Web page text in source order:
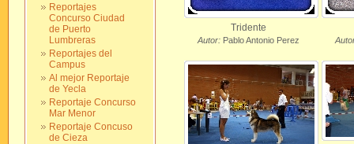
Reportajes
Concurso Ciudad
de Puerto
Lumbreras
Reportajes del
Campus
Al mejor Reportaje
de Yecla
Reportaje Concurso
Mar Menor
Reportaje Concuso
de Cieza
Tridente
Autor: Pablo Antonio Perez